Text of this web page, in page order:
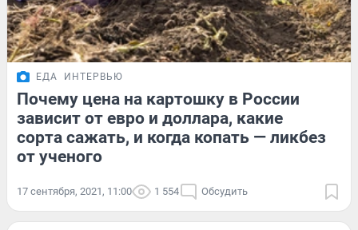
ЕДА ИНТЕРВЬЮ
Почему цена на картошку в России
зависит от евро и доллара, какие
сорта сажать, и когда копать — ликбез
от ученого
17 сентября, 2021, 11:00 1 554 Обсудить